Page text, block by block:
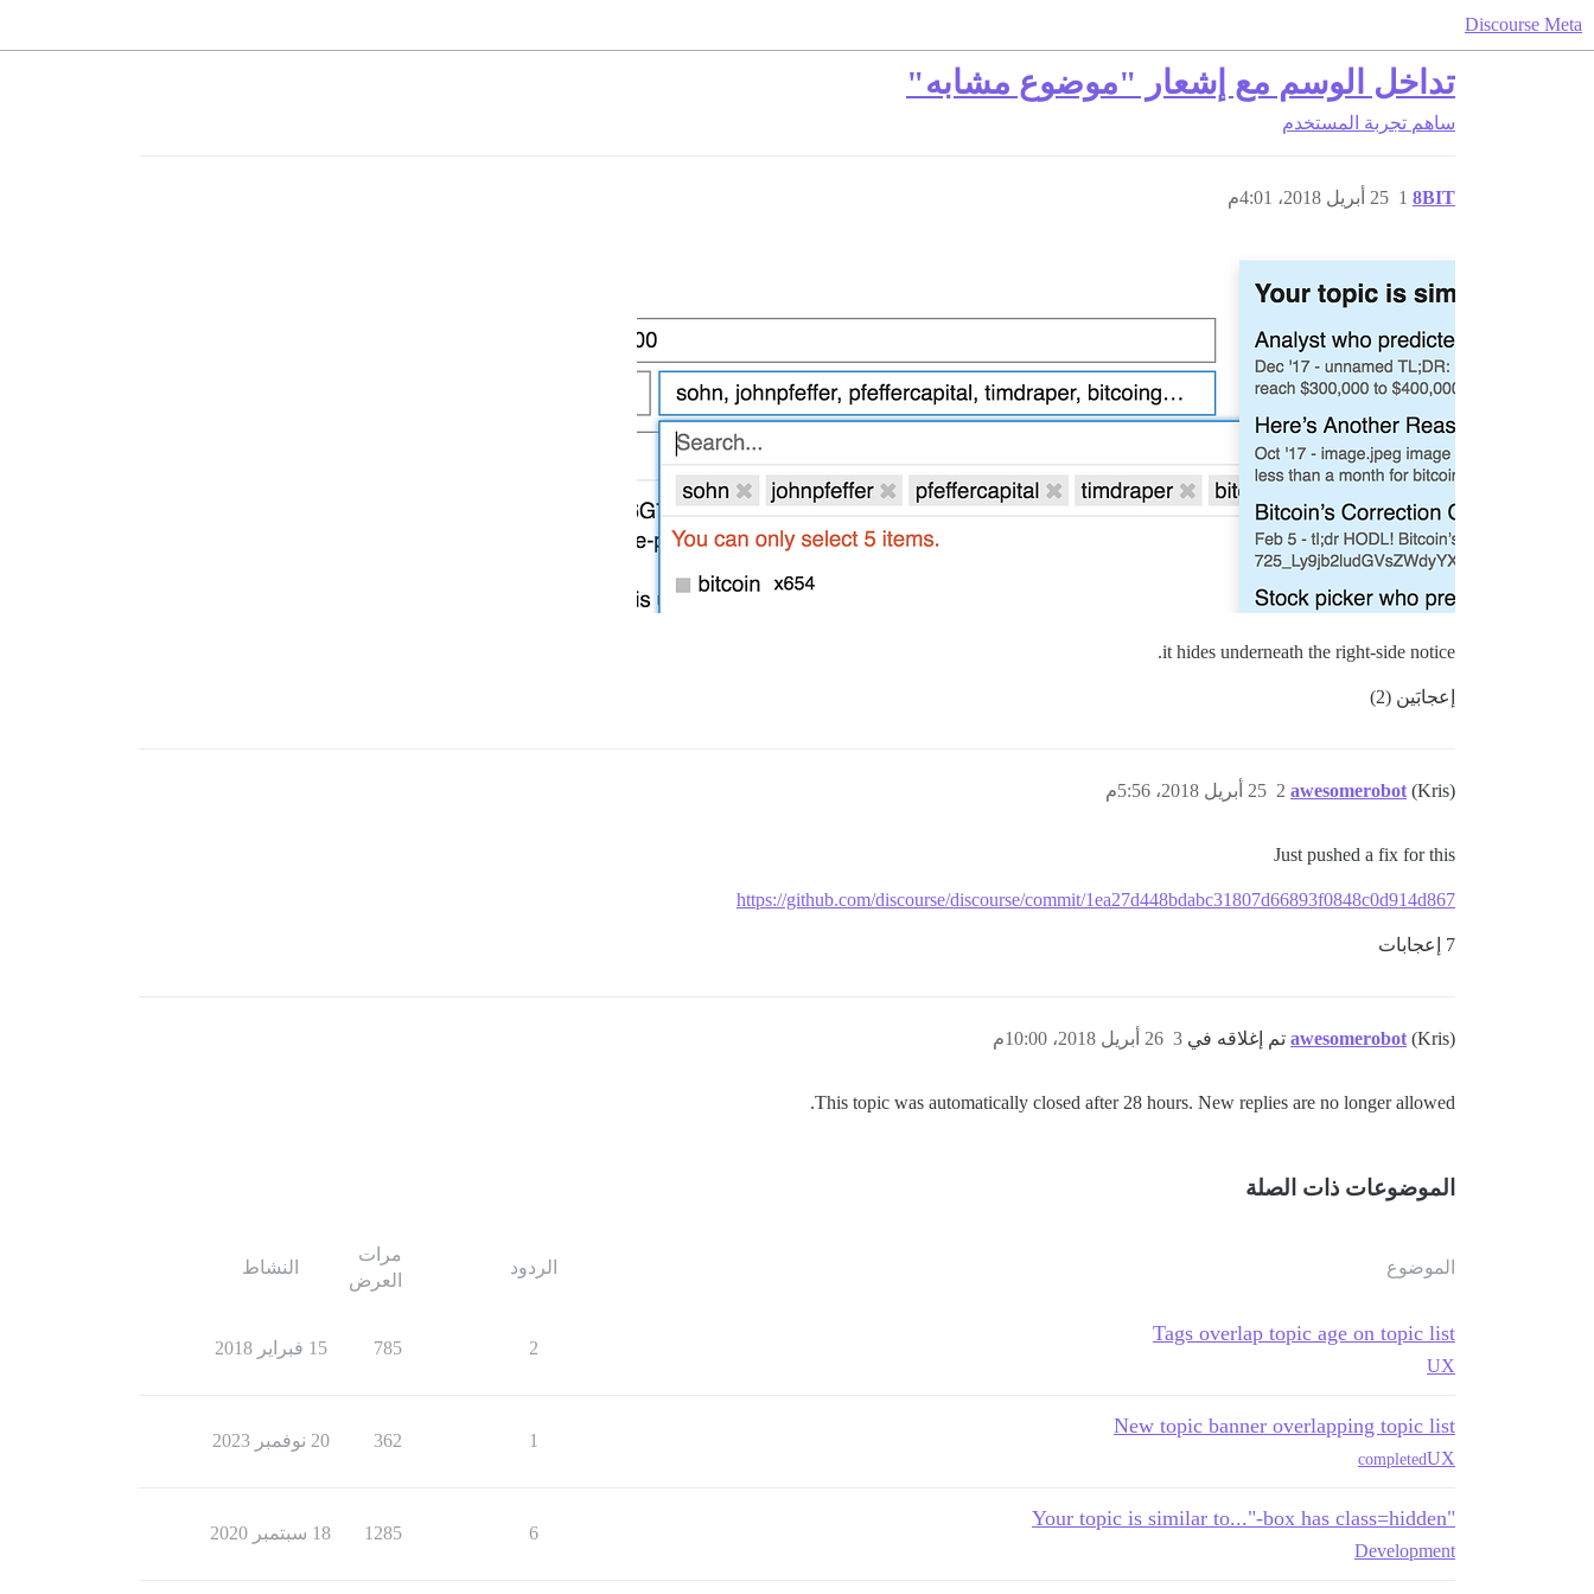
Discourse Meta
تداخل الوسم مع إشعار "موضوع مشابه"
ساهم تجربة المستخدم
8BIT 25 أبريل 2018، 4:01م 1
it hides underneath the right-side notice.
إعجابَين (2)
awesomerobot (Kris) 25 أبريل 2018، 5:56م 2
Just pushed a fix for this
https://github.com/discourse/discourse/commit/1ea27d448bdabc31807d66893f0848c0d914d867
7 إعجابات
awesomerobot (Kris) تم إغلاقه في 26 أبريل 2018، 10:00م 3
This topic was automatically closed after 28 hours. New replies are no longer allowed.
الموضوعات ذات الصلة
الموضوع الردود
مرات
العرض
النشاط
Tags overlap topic age on topic list
UX
2
785 15 فبراير 2018
New topic banner overlapping topic list
UX
completed
1
362 20 نوفمبر 2023
"Your topic is similar to..."-box has class=hidden
Development
6
1285 18 سبتمبر 2020